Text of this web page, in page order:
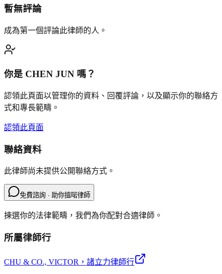
暫無評論
成為第一個評論此律師的人。
你是 CHEN JUN 嗎？
認領此頁面以管理你的資料、回覆評論，以及顯示你的聯絡方
式和專長範疇。
認領此頁面
聯絡資料
此律師尚未提供公開聯絡方式。
免費諮詢 · 助你搵啱律師
揀選你的法律範疇，我們為你配對合適律師。
所屬律師行
CHU & CO., VICTOR ，諸立力律師行